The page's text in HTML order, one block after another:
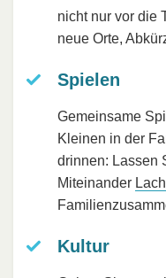
nicht nur vor die
neue Orte,
Spielen
Gemeinsame
Kleinen in der
drinnen: Lassen
Miteinander
Kultur